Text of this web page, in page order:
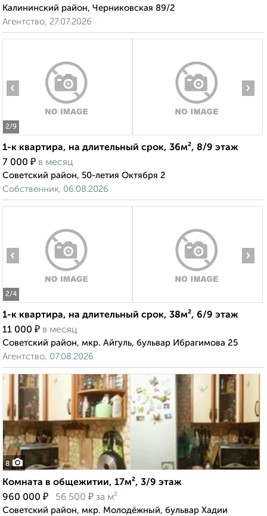
Калининский район, Черниковская 89/2
Агентство, 27.07.2026
2/9
‹ ›
1-к квартира, на длительный срок, 36м², 8/9 этаж
7 000 ₽ в месяц
Советский район, 50-летия Октября 2
Собственник, 06.08.2026
2/4
‹ ›
1-к квартира, на длительный срок, 38м², 6/9 этаж
11 000 ₽ в месяц
Советский район, мкр. Айгуль, бульвар Ибрагимова 25
Агентство, 07.08.2026
8
Комната в общежитии, 17м², 3/9 этаж
960 000 ₽ 56 500 ₽ за м²
Советский район, мкр. Молодёжный, бульвар Хадии